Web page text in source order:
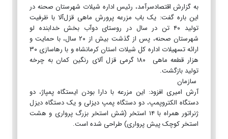
به گزارش اقتصادسرآمد، رئیس اداره شیلات شهرستان صحنه در
این باره گفت: یک باب مزرعه پرورش ماهی قزل‌آلا با ظرفیت
تولید ۴۰ تن در سال در روستای دوآب بخش خدابنده لو
شهرستان صحنه، پس از گذشت بیش از ۲۰ سال، با حمایت و
ارائه تسهیلات اداره کل شیلات استان کرمانشاه و با رهاسازی ۳۰
هزار قطعه ماهی ۱۸۰ گرمی قزل آلای رنگین کمان به چرخه
تولید بازگشت.
سازمان
آرش امیری افزود: این مزرعه با دارا بودن ایستگاه پمپاژ، دو
دستگاه الکتروپمپ، دو دستگاه پمپ دیزلی و یک دستگاه دیزل
ژنراتور همراه با ۱۴ استخر (شش استخر بزرگ پرواری و هشت
استخر کوچک پیش پرواری) طراحی شده است.